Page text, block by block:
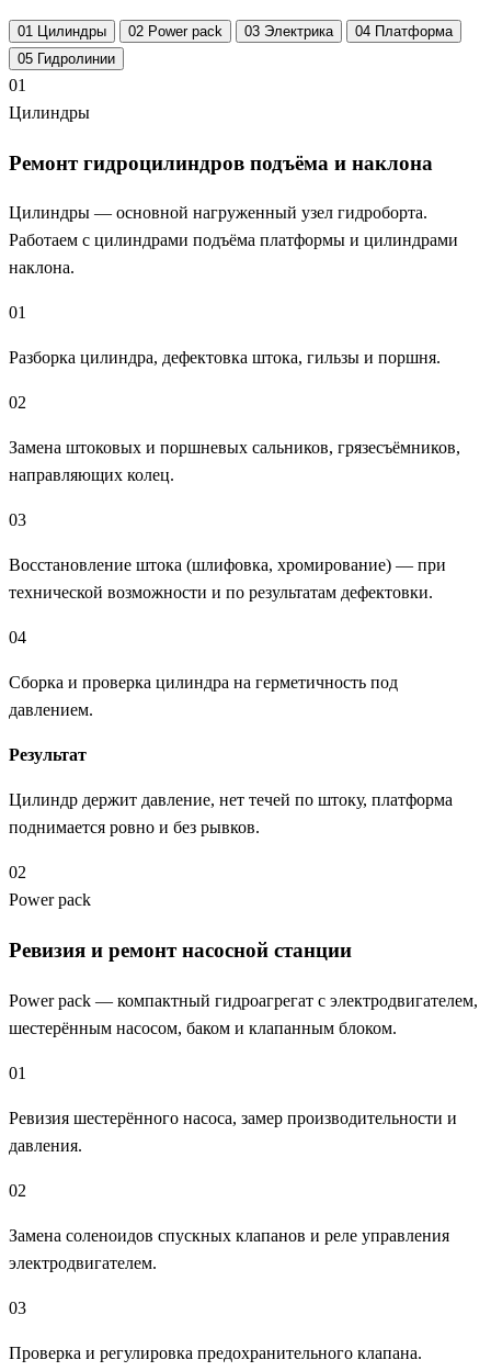
01 Цилиндры 02 Power pack 03 Электрика 04 Платформа
05 Гидролинии
01
Цилиндры
Ремонт гидроцилиндров подъёма и наклона
Цилиндры — основной нагруженный узел гидроборта.
Работаем с цилиндрами подъёма платформы и цилиндрами
наклона.
01
Разборка цилиндра, дефектовка штока, гильзы и поршня.
02
Замена штоковых и поршневых сальников, грязесъёмников,
направляющих колец.
03
Восстановление штока (шлифовка, хромирование) — при
технической возможности и по результатам дефектовки.
04
Сборка и проверка цилиндра на герметичность под
давлением.
Результат
Цилиндр держит давление, нет течей по штоку, платформа
поднимается ровно и без рывков.
02
Power pack
Ревизия и ремонт насосной станции
Power pack — компактный гидроагрегат с электродвигателем,
шестерённым насосом, баком и клапанным блоком.
01
Ревизия шестерённого насоса, замер производительности и
давления.
02
Замена соленоидов спускных клапанов и реле управления
электродвигателем.
03
Проверка и регулировка предохранительного клапана.